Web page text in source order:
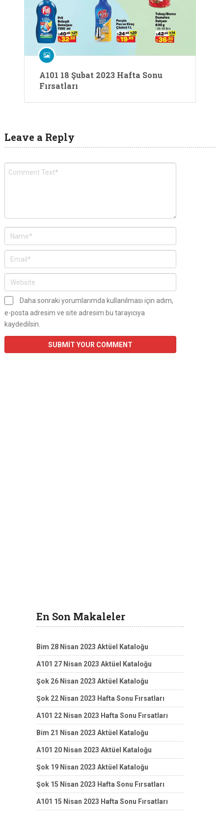
A101 18 Şubat 2023 Hafta Sonu
Fırsatları
Leave a Reply
Daha sonraki yorumlarımda kullanılması için adım,
e-posta adresim ve site adresim bu tarayıcıya
kaydedilsin.
En Son Makaleler
Bim 28 Nisan 2023 Aktüel Kataloğu
A101 27 Nisan 2023 Aktüel Kataloğu
Şok 26 Nisan 2023 Aktüel Kataloğu
Şok 22 Nisan 2023 Hafta Sonu Fırsatları
A101 22 Nisan 2023 Hafta Sonu Fırsatları
Bim 21 Nisan 2023 Aktüel Kataloğu
A101 20 Nisan 2023 Aktüel Kataloğu
Şok 19 Nisan 2023 Aktüel Kataloğu
Şok 15 Nisan 2023 Hafta Sonu Fırsatları
A101 15 Nisan 2023 Hafta Sonu Fırsatları